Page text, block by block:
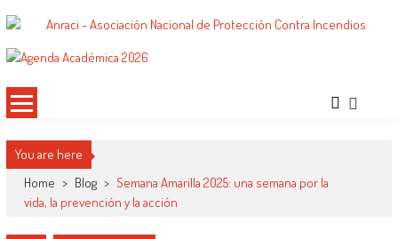
al
contenidoANRACI – Asociación Nacional de
Condiciones de Protección Contra Incendios para Nuestra Sociedad
You are here
Home > Blog > Semana Amarilla 2025: una semana por la
vida, la prevención y la acción